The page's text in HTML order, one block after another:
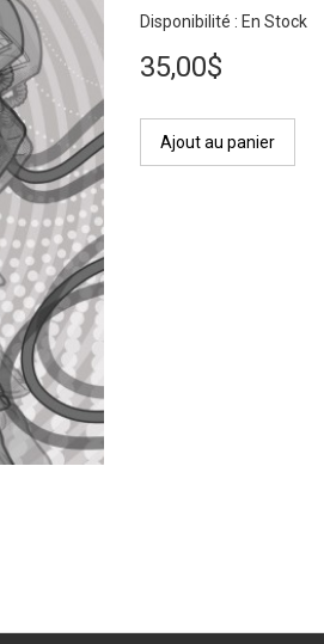
Disponibilité : En Stock
35,00$
Ajout au panier